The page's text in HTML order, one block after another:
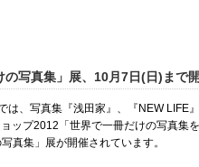
の写真集」展、10月7日(日)まで
は、写真集『浅田家』、『NEW LIFE
ップ2012「世界で一冊だけの写真集
真集」展が開催されています。